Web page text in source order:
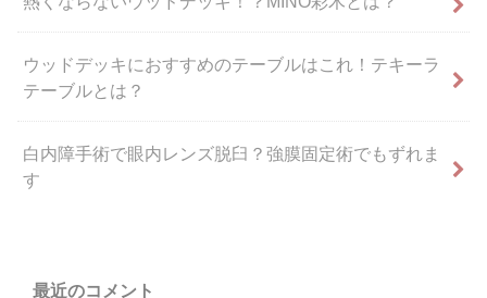
ウッドデッキにおすすめのテーブルはこれ！テキーラ
テーブルとは？
白内障手術で眼内レンズ脱臼？強膜固定術でもずれま
す
最近のコメント